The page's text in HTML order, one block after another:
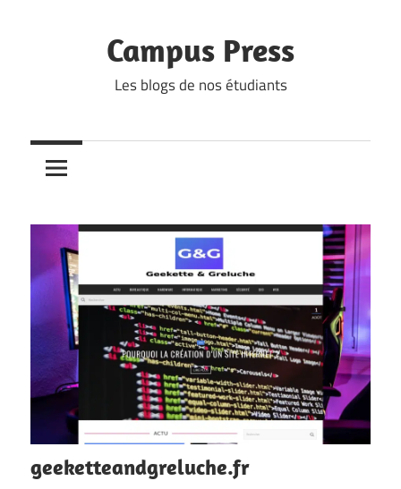
Campus Press
Les blogs de nos étudiants
geeketteandgreluche.fr